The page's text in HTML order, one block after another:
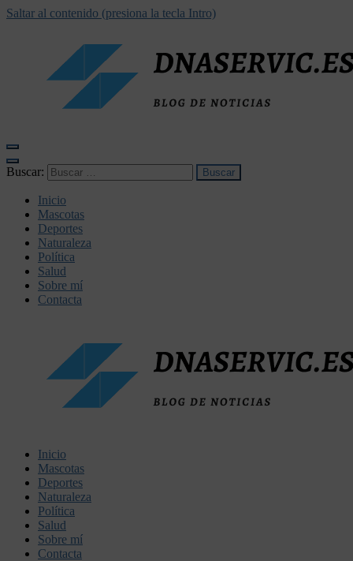
Saltar al contenido (presiona la tecla Intro)
Buscar:
Inicio
Mascotas
Deportes
Naturaleza
Política
Salud
Sobre mí
Contacta
dnaservic.es
Inicio
Mascotas
Deportes
Naturaleza
Política
Salud
Sobre mí
Contacta